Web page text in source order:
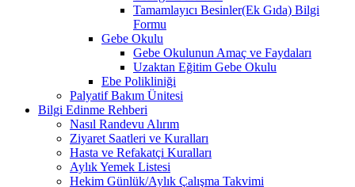
Tamamlayıcı Besinler(Ek Gıda) Bilgi
Formu
Gebe Okulu
Gebe Okulunun Amaç ve Faydaları
Uzaktan Eğitim Gebe Okulu
Ebe Polikliniği
Palyatif Bakım Ünitesi
Bilgi Edinme Rehberi
Nasıl Randevu Alırım
Ziyaret Saatleri ve Kuralları
Hasta ve Refakatçi Kuralları
Aylık Yemek Listesi
Hekim Günlük/Aylık Çalışma Takvimi